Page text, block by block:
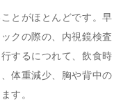
とがほとんどです。早
クの際の、内視鏡検査
するにつれて、飲食時
体重減少、胸や背中の
す。